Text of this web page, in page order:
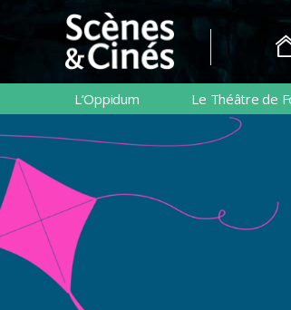
Scènes
&
Cinés
L’Oppidum Le Théâtre de